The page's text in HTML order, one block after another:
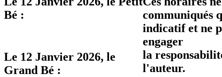
Bé :
Le 12 Janvier 2026, le
Grand Bé :
communiqués
indicatif et ne
engager
la
l'auteur.